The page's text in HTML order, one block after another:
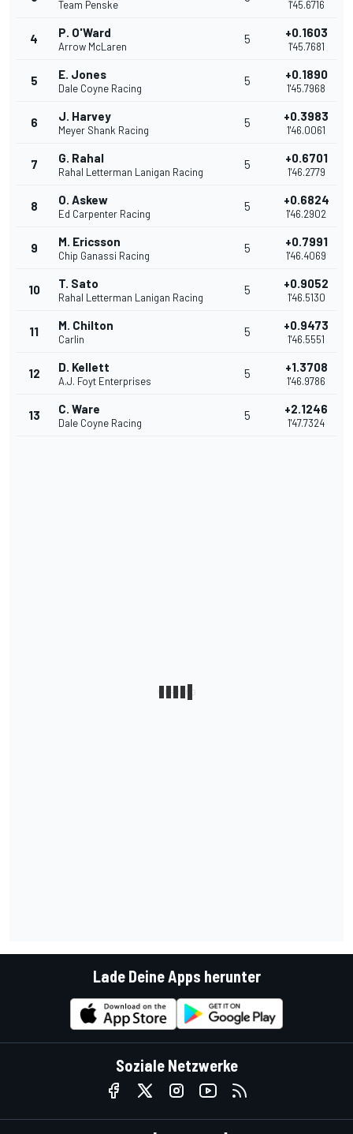
Team Penske 1'45.6716
4 P. O'Ward
Arrow McLaren
5 +0.1603
1'45.7681
5 E. Jones
Dale Coyne Racing
5 +0.1890
1'45.7968
6 J. Harvey
Meyer Shank Racing
5 +0.3983
1'46.0061
7 G. Rahal
Rahal Letterman Lanigan Racing
5 +0.6701
1'46.2779
8 O. Askew
Ed Carpenter Racing
5 +0.6824
1'46.2902
9 M. Ericsson
Chip Ganassi Racing
5 +0.7991
1'46.4069
10 T. Sato
Rahal Letterman Lanigan Racing
5 +0.9052
1'46.5130
11 M. Chilton
Carlin
5 +0.9473
1'46.5551
12 D. Kellett
A.J. Foyt Enterprises
5 +1.3708
1'46.9786
13 C. Ware
Dale Coyne Racing
5 +2.1246
1'47.7324
Lade Deine Apps herunter
Soziale Netzwerke